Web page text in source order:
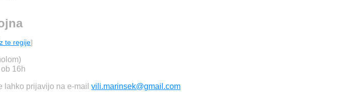
te regije]
16h
lahko prijavijo na e-mail vili.marinsek@gmail.com